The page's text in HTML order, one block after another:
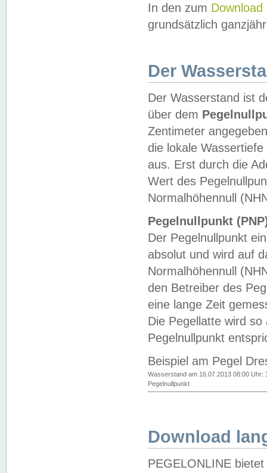
In den zum Download
grundsätzlich
Der
Der Wasserstand ist
über dem
Zentimeter
die lokale
aus. Erst durch die
Wert des
Normalhöhennull
Pegelnullpunkt
Der Pegelnullpunkt
absolut und wird auf
Normalhöhennull
den Betreiber des
eine lange Zeit
Die Pegellatte wird
Pegelnullpunkt
Beispiel am Pegel
Wasserstand am 16.07.2013 08:00 Uhr:
Pegelnullpunkt
Download
PEGELONLINE